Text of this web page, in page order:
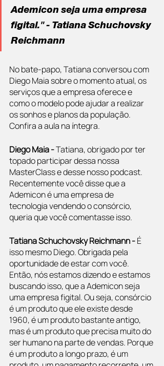
Ademicon seja uma empresa
figital." - Tatiana Schuchovsky
Reichmann
No bate-papo, Tatiana conversou com
Diego Maia sobre o momento atual, os
serviços que a empresa oferece e
como o modelo pode ajudar a realizar
os sonhos e planos da população.
Confira a aula na íntegra.
Diego Maia - Tatiana, obrigado por ter
topado participar dessa nossa
MasterClass e desse nosso podcast.
Recentemente você disse que a
Ademicon é uma empresa de
tecnologia vendendo o consórcio,
queria que você comentasse isso.
Tatiana Schuchovsky Reichmann - É
isso mesmo Diego. Obrigada pela
oportunidade de estar com você.
Então, nós estamos dizendo e estamos
buscando isso, que a Ademicon seja
uma empresa figital. Ou seja, consórcio
é um produto que ele existe desde
1960, é um produto bastante antigo,
mas é um produto que precisa muito do
ser humano na parte de vendas. Porque
é um produto a longo prazo, é um